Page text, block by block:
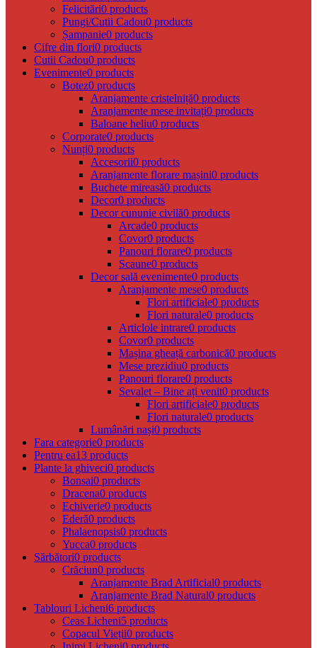
Felicitări0 products
Pungi/Cutii Cadou0 products
Șampanie0 products
Cifre din flori0 products
Cutii Cadou0 products
Evenimente0 products
Botez0 products
Aranjamente cristelniță0 products
Aranjamente mese invitați0 products
Baloane heliu0 products
Corporate0 products
Nunți0 products
Accesorii0 products
Aranjamente florare mașini0 products
Buchete mireasă0 products
Decor0 products
Decor cununie civilă0 products
Arcade0 products
Covor0 products
Panouri florare0 products
Scaune0 products
Decor sală evenimente0 products
Aranjamente mese0 products
Flori artificiale0 products
Flori naturale0 products
Articlole intrare0 products
Covor0 products
Mașina gheață carbonică0 products
Mese prezidiu0 products
Panouri florare0 products
Sevalet – Bine ați venit0 products
Flori artificiale0 products
Flori naturale0 products
Lumânări nași0 products
Fara categorie0 products
Pentru ea13 products
Plante la ghiveci0 products
Bonsai0 products
Dracena0 products
Echiverie0 products
Ederă0 products
Phalaenopsis0 products
Yucca0 products
Sărbători0 products
Crăciun0 products
Aranjamente Brad Artificial0 products
Aranjamente Brad Natural0 products
Tablouri Licheni6 products
Ceas Licheni5 products
Copacul Vieții0 products